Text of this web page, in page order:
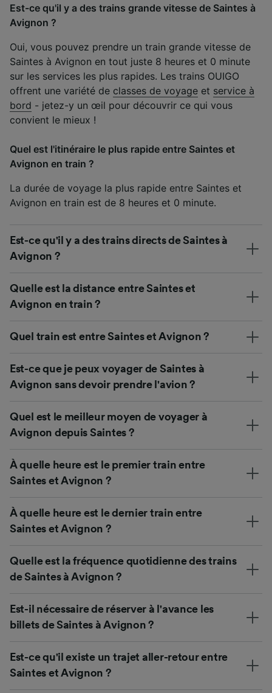
Est-ce qu'il y a des trains grande vitesse de Saintes à
Avignon ?
Oui, vous pouvez prendre un train grande vitesse de
Saintes à Avignon en tout juste 8 heures et 0 minute
sur les services les plus rapides. Les trains OUIGO
offrent une variété de classes de voyage et service à
bord - jetez-y un œil pour découvrir ce qui vous
convient le mieux !
Quel est l'itinéraire le plus rapide entre Saintes et
Avignon en train ?
La durée de voyage la plus rapide entre Saintes et
Avignon en train est de 8 heures et 0 minute.
Est-ce qu'il y a des trains directs de Saintes à
Avignon ?
Quelle est la distance entre Saintes et
Avignon en train ?
Quel train est entre Saintes et Avignon ?
Est-ce que je peux voyager de Saintes à
Avignon sans devoir prendre l'avion ?
Quel est le meilleur moyen de voyager à
Avignon depuis Saintes ?
À quelle heure est le premier train entre
Saintes et Avignon ?
À quelle heure est le dernier train entre
Saintes et Avignon ?
Quelle est la fréquence quotidienne des trains
de Saintes à Avignon ?
Est-il nécessaire de réserver à l'avance les
billets de Saintes à Avignon ?
Est-ce qu'il existe un trajet aller-retour entre
Saintes et Avignon ?